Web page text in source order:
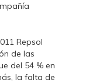
Repsol
de las
del 54 % en
la falta de